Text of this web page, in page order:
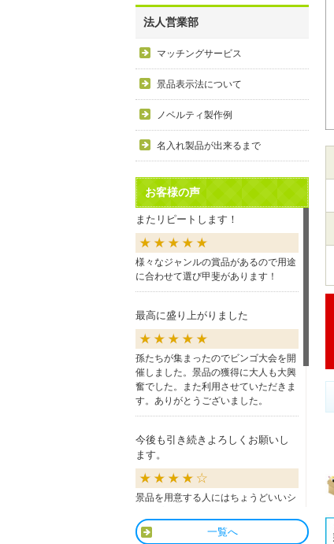
法人営業部
マッチングサービス
景品表示法について
ノベルティ製作例
名入れ製品が出来るまで
お客様の声
またリピートします！
様々なジャンルの賞品があるので用途
に合わせて選び甲斐があります！
最高に盛り上がりました
孫たちが集まったのでビンゴ大会を開
催しました。景品の獲得に大人も大興
奮でした。また利用させていただきま
す。ありがとうございました。
今後も引き続きよろしくお願いし
ます。
景品を用意する人にはちょうどいいシ
一覧へ